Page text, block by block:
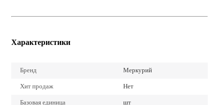
Характеристики
Бренд Меркурий
Хит продаж Нет
Базовая единица шт